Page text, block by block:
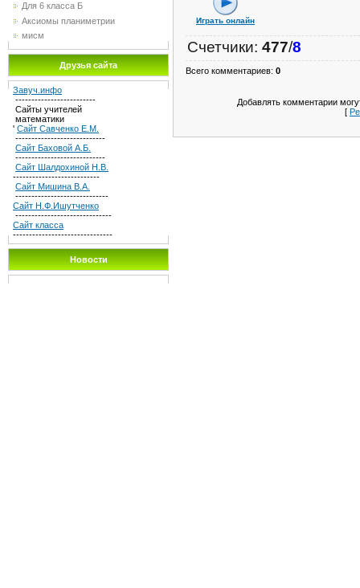
Для 6 класса Б
Аксиомы планиметрии
мисм
Друзья сайта
Завуч.инфо
-------------------------
Сайты учителей
математики
' Сайт Савченко Е.М.
----------------------------
Сайт Баховой А.Б.
----------------------------
Сайт Шалдохиной Н.В.
---------------------------
Сайт Мишина В.А.
-----------------------------
Сайт Н.Ф.Ишутченко
------------------------------
Сайт класса
-------------------------------
Новости
Играть онлайн
Счетчики: 477/8
Всего комментариев: 0
Добавлять комментарии
[